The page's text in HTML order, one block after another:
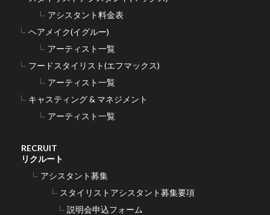
アシスタント料金表
ヘアメイク(イグルー)
アーティスト一覧
フードスタイリスト(エフマックス)
アーティスト一覧
キャスティング & マネジメント
アーティスト一覧
RECRUIT
リクルート
アシスタント募集
スタイリストアシスタント募集要項
説明会申込フォーム